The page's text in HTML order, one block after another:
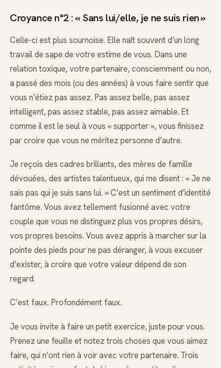
Croyance n°2 : « Sans lui/elle, je ne suis rien »
Celle-ci est plus sournoise. Elle naît souvent d’un long
travail de sape de votre estime de vous. Dans une
relation toxique, votre partenaire, consciemment ou non,
a passé des mois (ou des années) à vous faire sentir que
vous n’étiez pas assez. Pas assez belle, pas assez
intelligent, pas assez stable, pas assez aimable. Et
comme il est le seul à vous « supporter », vous finissez
par croire que vous ne méritez personne d’autre.
Je reçois des cadres brillants, des mères de famille
dévouées, des artistes talentueux, qui me disent : « Je ne
sais pas qui je suis sans lui. » C’est un sentiment d’identité
fantôme. Vous avez tellement fusionné avec votre
couple que vous ne distinguez plus vos propres désirs,
vos propres besoins. Vous avez appris à marcher sur la
pointe des pieds pour ne pas déranger, à vous excuser
d’exister, à croire que votre valeur dépend de son
regard.
C’est faux. Profondément faux.
Je vous invite à faire un petit exercice, juste pour vous.
Prenez une feuille et notez trois choses que vous aimez
faire, qui n’ont rien à voir avec votre partenaire. Trois